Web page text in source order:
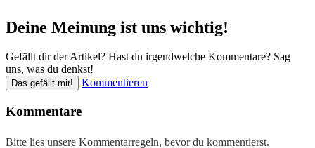
Deine Meinung ist uns wichtig!
Gefällt dir der Artikel? Hast du irgendwelche Kommentare? Sag
uns, was du denkst!
Das gefällt mir! Kommentieren
Kommentare
Bitte lies unsere Kommentarregeln, bevor du kommentierst.